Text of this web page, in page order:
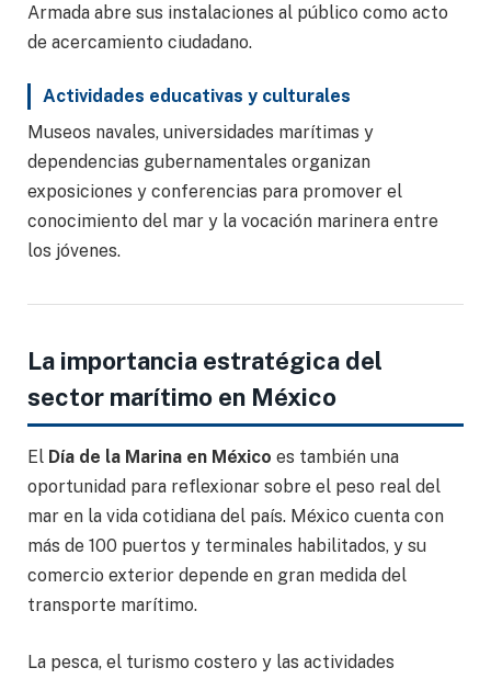
Armada abre sus instalaciones al público como acto
de acercamiento ciudadano.
Actividades educativas y culturales
Museos navales, universidades marítimas y
dependencias gubernamentales organizan
exposiciones y conferencias para promover el
conocimiento del mar y la vocación marinera entre
los jóvenes.
La importancia estratégica del
sector marítimo en México
El Día de la Marina en México es también una
oportunidad para reflexionar sobre el peso real del
mar en la vida cotidiana del país. México cuenta con
más de 100 puertos y terminales habilitados, y su
comercio exterior depende en gran medida del
transporte marítimo.
La pesca, el turismo costero y las actividades